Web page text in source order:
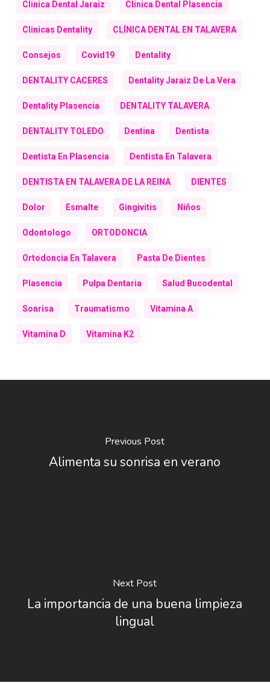
Clinica Dental Jaraiz Clinica Dental Plasencia
Clinicas Dentality CLÍNICA DENTAL EN TALAVERA
Consejos Covid19 Dentality
DENTALITY CACERES Dentality Jaraiz De La Vera
Dentality Plasencia DENTALITY TALAVERA
DENTALITY TOLEDO Dentina Dentista
Dentista En Plasencia Dentista En Talavera
DENTISTA EN TALAVERA DE LA REINA DIENTES
Dolor Esmalte Gingivitis Niños
Odontologo ORTODONCIA
Ortodoncia En Talavera Pasta De Dientes
Plasencia Pulpa Dentaria Salud Bucodental
Sonrisa Traumatismo Vitamina A
Vitamina D Vitamina K2
Previous Post
Alimenta su sonrisa en verano
Next Post
La importancia de una buena limpieza
lingual